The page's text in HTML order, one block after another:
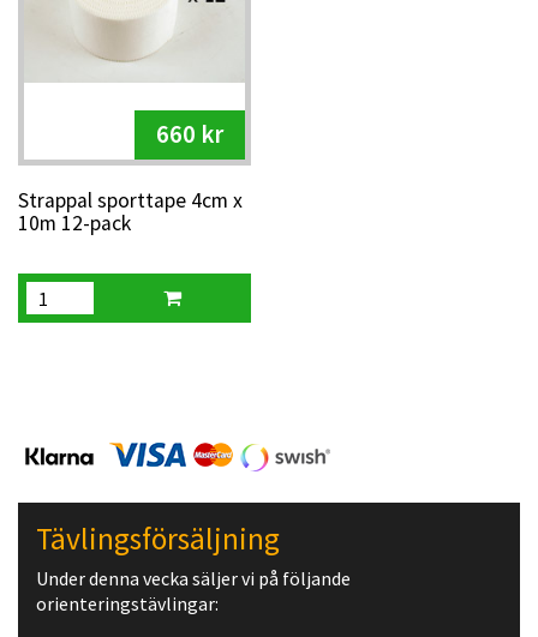
660 kr
Strappal sporttape 4cm x
10m 12-pack
Tävlingsförsäljning
Under denna vecka säljer vi på följande
orienteringstävlingar: